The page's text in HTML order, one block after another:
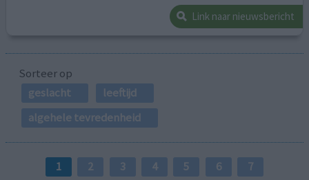
Link naar nieuwsbericht
Sorteer op
geslacht
leeftijd
algehele tevredenheid
1 2 3 4 5 6 7